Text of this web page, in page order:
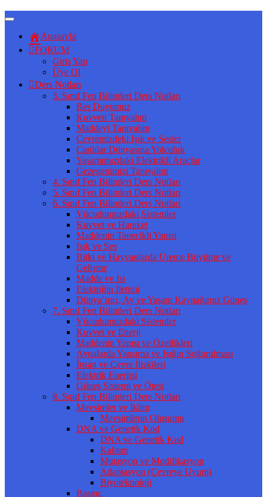
Anasayfa
FORUM
Giriş Yap
Üye Ol
Ders Notları
3. Sınıf Fen Bilimleri Ders Notları
Beş Duyumuz
Kuvveti Tanıyalım
Maddeyi Tanıyalım
Çevremizdeki Işık ve Sesler
Canlılar Dünyasına Yolculuk
Yaşamımızdaki Elektrikli Araçlar
Gezegenimizi Tanıyalım
4. Sınıf Fen Bilimleri Ders Notları
5. Sınıf Fen Bilimleri Ders Notları
6. Sınıf Fen Bilimleri Ders Notları
Vücudumuzdaki Sistemler
Kuvvet ve Hareket
Maddenin Tanecikli Yapısı
Işık ve Ses
Bitki ve Hayvanlarda Üreme Büyüme ve
Gelişme
Madde ve Isı
Elektriğin İletimi
Dünya’mız, Ay ve Yaşam Kaynağımız Güneş
7. Sınıf Fen Bilimleri Ders Notları
Vücudumuzdaki Sistemler
Kuvvet ve Enerji
Maddenin Yapısı ve Özellikleri
Aynalarda Yansıma ve Işığın Soğurulması
İnsan ve Çevre İlişkileri
Elektrik Enerjisi
Güneş Sistemi ve Ötesi
8. Sınıf Fen Bilimleri Ders Notları
Mevsimler ve İklim
Mevsimlerin Oluşumu
DNA ve Genetik Kod
DNA ve Genetik Kod
Kalıtım
Mutasyon ve Modifikasyon
Adaptasyon (Çevreye Uyum)
Biyoteknoloji
Basınç